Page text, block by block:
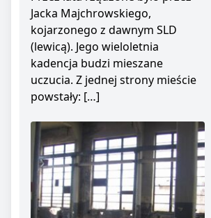
Jacka Majchrowskiego,
kojarzonego z dawnym SLD
(lewicą). Jego wieloletnia
kadencja budzi mieszane
uczucia. Z jednej strony mieście
powstały: […]